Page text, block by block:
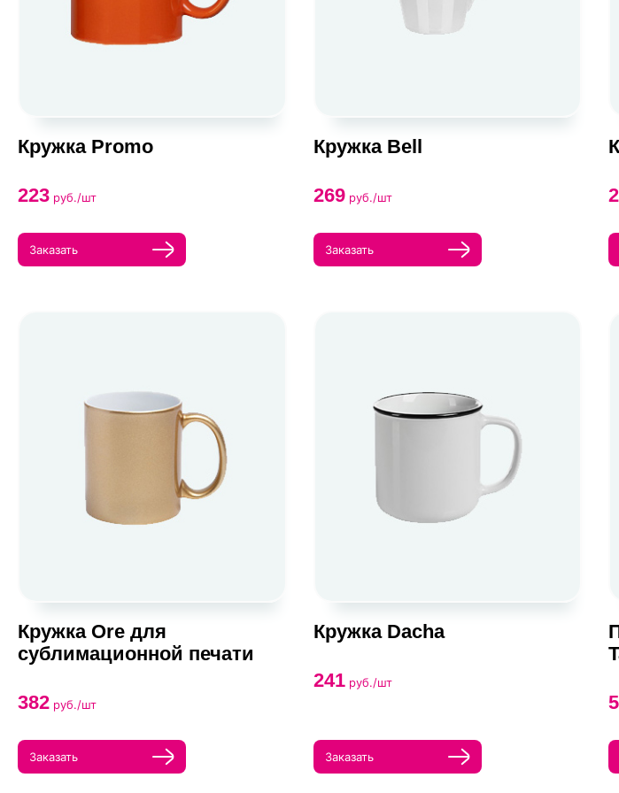
Кружка Promo
223 руб./шт
Заказать
Кружка Bell
269руб./шт
Заказать
Кружка Ore для
сублимационной печати
382 руб./шт
Заказать
Кружка Dacha
241руб./шт
Заказать